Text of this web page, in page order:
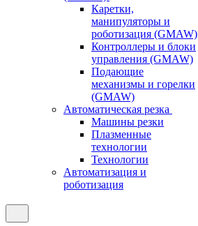
Каретки,
манипуляторы и
роботизация (GMAW)
Контроллеры и блоки
управления (GMAW)
Подающие
механизмы и горелки
(GMAW)
Автоматическая резка
Машины резки
Плазменные
технологии
Технологии
Автоматизация и
роботизация